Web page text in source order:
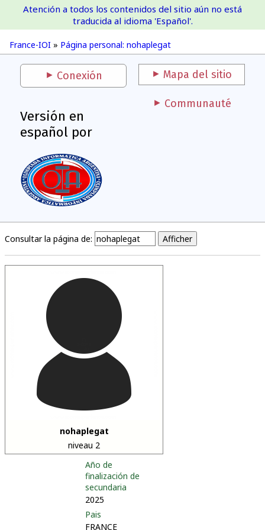
France-IOI
France-IOI » Página personal: nohaplegat
Atención a todos los contenidos del sitio aún no está
traducida al idioma 'Español'.
Conexión Mapa del sitio
Versión en
español por
Communauté
Consultar la página de:
nohaplegat
niveau 2
Año de
finalización de
secundaria
2025
Pais
FRANCE